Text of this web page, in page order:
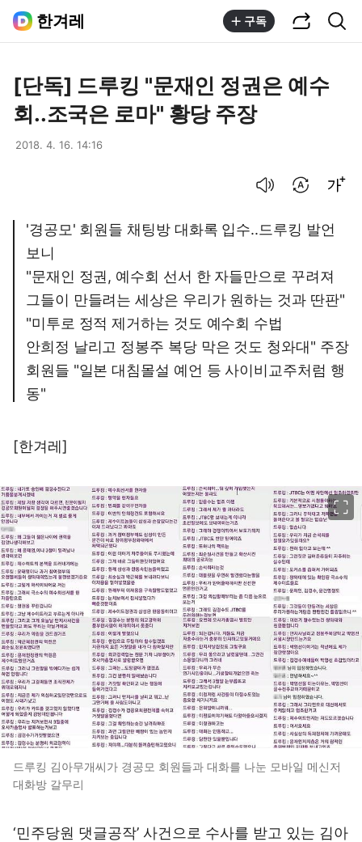
한겨레 구독
[단독] 드루킹 "문재인 정권은 예수
회..조국은 로마" 황당 주장
2018. 4. 16. 14:16
'경공모' 회원들 채팅방 대화록 입수..드루킹 발언
보니
"문재인 정권, 예수회 선서 한 자들만으로 꾸려져
그들이 만들려는 세상은 우리가 원하는 것과 딴판"
"미투로 정적 제거하는 것도 예수회 수법
안희정 날리고 정봉주 복당 막은 것도 청와대" 주장
회원들 "일본 대침몰설 예언 등 사이비교주처럼 행
동"
[한겨레]
드루킹 김아무개씨가 경공모 회원들과 대화를 나눈 모바일 메신저
대화방 갈무리
‘민주당원 댓글공작’ 사건으로 수사를 받고 있는 김아